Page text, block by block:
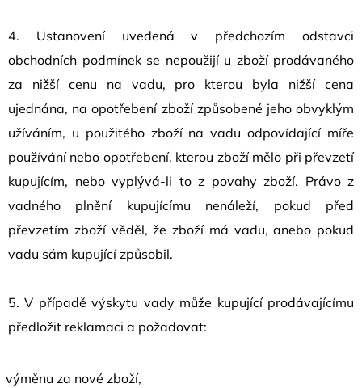
4. Ustanovení uvedená v předchozím odstavci
obchodních podmínek se nepoužijí u zboží prodávaného
za nižší cenu na vadu, pro kterou byla nižší cena
ujednána, na opotřebení zboží způsobené jeho obvyklým
užíváním, u použitého zboží na vadu odpovídající míře
používání nebo opotřebení, kterou zboží mělo při převzetí
kupujícím, nebo vyplývá-li to z povahy zboží. Právo z
vadného plnění kupujícímu nenáleží, pokud před
převzetím zboží věděl, že zboží má vadu, anebo pokud
vadu sám kupující způsobil.
5. V případě výskytu vady může kupující prodávajícímu
předložit reklamaci a požadovat:
výměnu za nové zboží,